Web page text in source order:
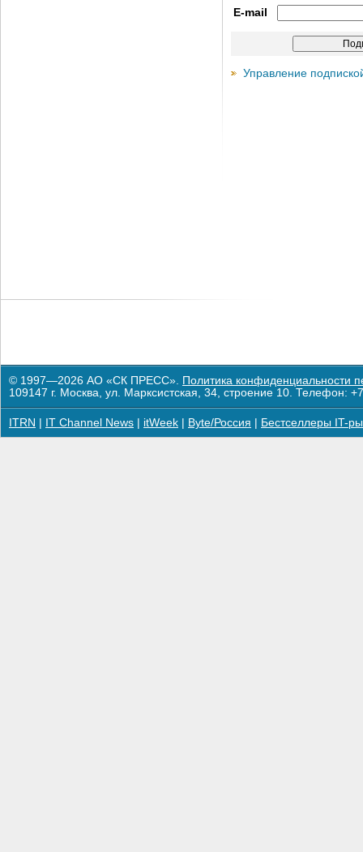
E-mail
Управление
© 1997—2026 АО «СК ПРЕСС». Политика конфиденциальности
109147 г. Москва, ул. Марксистская, 34, строение 10. Телефон:
ITRN IT Channel News itWeek Byte/Россия Бестселлеры IT-